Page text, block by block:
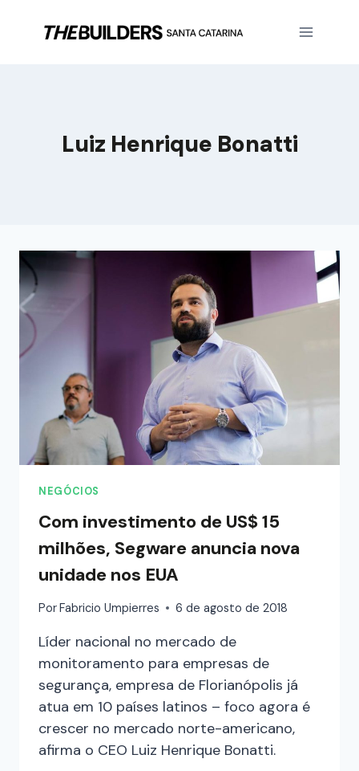
Luiz Henrique Bonatti
NEGÓCIOS
Com investimento de US$ 15
milhões, Segware anuncia nova
unidade nos EUA
PorFabricio Umpierres 6 de agosto de 2018
Líder nacional no mercado de
monitoramento para empresas de
segurança, empresa de Florianópolis já
atua em 10 países latinos – foco agora é
crescer no mercado norte-americano,
afirma o CEO Luiz Henrique Bonatti.